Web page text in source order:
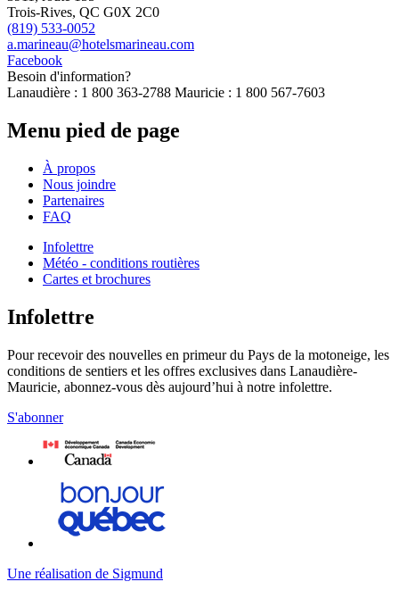
Trois-Rives, QC G0X 2C0
(819) 533-0052
a.marineau@hotelsmarineau.com
Facebook
Besoin d'information?
Lanaudière : 1 800 363-2788 Mauricie : 1 800 567-7603
Menu pied de page
À propos
Nous joindre
Partenaires
FAQ
Infolettre
Météo - conditions routières
Cartes et brochures
Infolettre
Pour recevoir des nouvelles en primeur du Pays de la motoneige, les
conditions de sentiers et les offres exclusives dans Lanaudière-
Mauricie, abonnez-vous dès aujourd’hui à notre infolettre.
S'abonner
Une réalisation de Sigmund